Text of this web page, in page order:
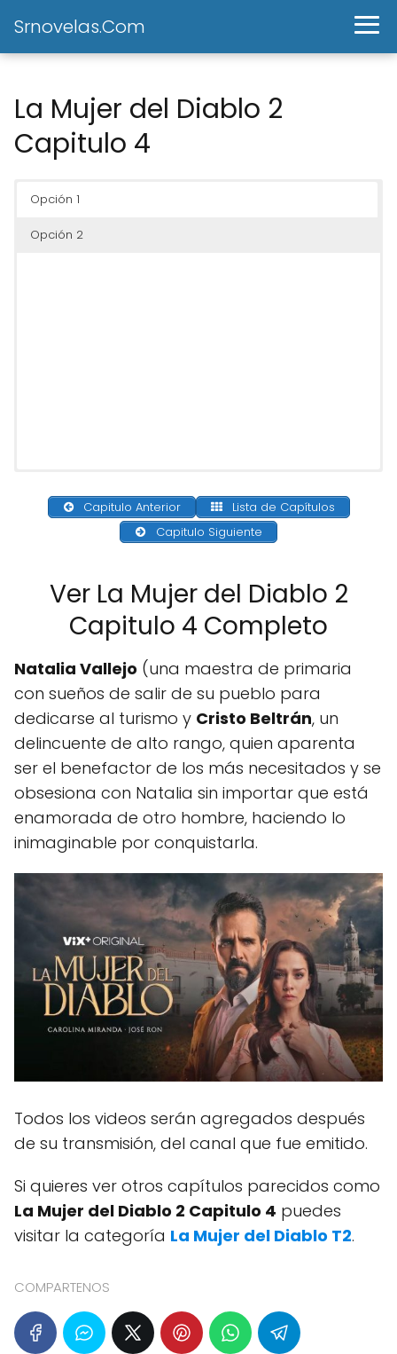
Srnovelas.Com
La Mujer del Diablo 2
Capitulo 4
Opción 1
Opción 2
Capitulo Anterior
Lista de Capítulos
Capitulo Siguiente
Ver La Mujer del Diablo 2
Capitulo 4 Completo
Natalia Vallejo (una maestra de primaria
con sueños de salir de su pueblo para
dedicarse al turismo y Cristo Beltrán, un
delincuente de alto rango, quien aparenta
ser el benefactor de los más necesitados y se
obsesiona con Natalia sin importar que está
enamorada de otro hombre, haciendo lo
inimaginable por conquistarla.
Todos los videos serán agregados después
de su transmisión, del canal que fue emitido.
Si quieres ver otros capítulos parecidos como
La Mujer del Diablo 2 Capitulo 4 puedes
visitar la categoría La Mujer del Diablo T2.
COMPARTENOS